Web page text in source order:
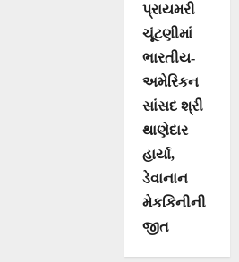
પ્રાયમરી
ચૂંટણીમાં
ભારતીય-
અમેરિકન
સાંસદ શ્રી
થાણેદાર
હાર્યા,
ડેવાનાન
મેકકિનીની
જીત